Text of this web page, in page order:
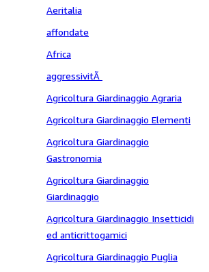
Aeritalia
affondate
Africa
aggressivitÃ
Agricoltura Giardinaggio Agraria
Agricoltura Giardinaggio Elementi
Agricoltura Giardinaggio
Gastronomia
Agricoltura Giardinaggio
Giardinaggio
Agricoltura Giardinaggio Insetticidi
ed anticrittogamici
Agricoltura Giardinaggio Puglia